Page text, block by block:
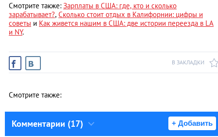
Смотрите также: Зарплаты в США: где, кто и сколько
зарабатывает?, Cколько стоит отдых в Калифорнии: цифры и
советы и Как живется нашим в США: две истории переезда в LA
и NY.
В ЗАКЛАДКИ
Смотрите также:
Комментарии (17) + Добавить